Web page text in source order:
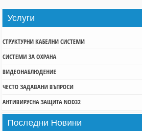
Услуги
СТРУКТУРНИ КАБЕЛНИ СИСТЕМИ
СИСТЕМИ ЗА ОХРАНА
ВИДЕОНАБЛЮДЕНИЕ
ЧЕСТО ЗАДАВАНИ ВЪПРОСИ
АНТИВИРУСНА ЗАЩИТА NOD32
Последни Новини